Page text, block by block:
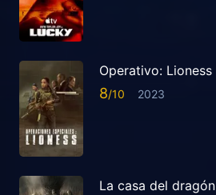
Operativo: Lioness
8 2023
La casa del dragón